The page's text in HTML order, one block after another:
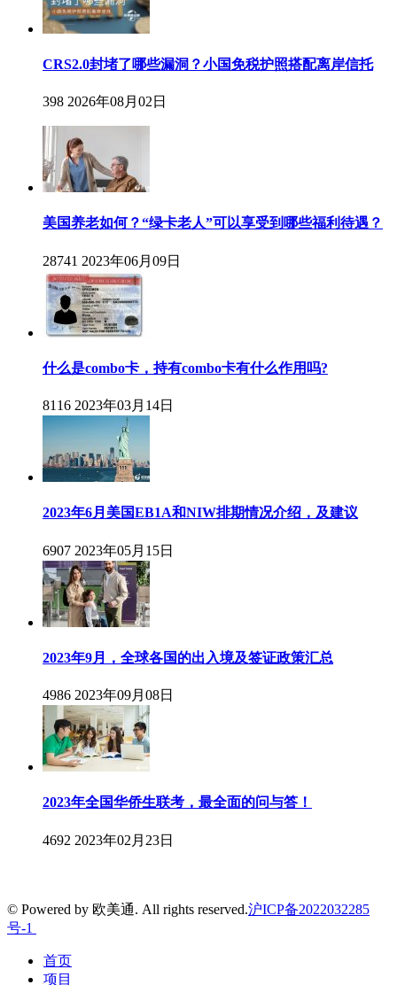
CRS2.0封堵了哪些漏洞？小国免税护照搭配离岸信托
398 2026年08月02日
美国养老如何？“绿卡老人”可以享受到哪些福利待遇？
28741 2023年06月09日
什么是combo卡，持有combo卡有什么作用吗?
8116 2023年03月14日
2023年6月美国EB1A和NIW排期情况介绍，及建议
6907 2023年05月15日
2023年9月，全球各国的出入境及签证政策汇总
4986 2023年09月08日
2023年全国华侨生联考，最全面的问与答！
4692 2023年02月23日
© Powered by 欧美通. All rights reserved.沪ICP备2022032285
号-1
首页
项目